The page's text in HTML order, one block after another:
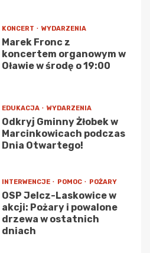
KONCERT WYDARZENIA
Marek Fronc z
koncertem organowym w
Oławie w środę o 19:00
EDUKACJA WYDARZENIA
Odkryj Gminny Żłobek w
Marcinkowicach podczas
Dnia Otwartego!
INTERWENCJE POMOC POŻARY
OSP Jelcz-Laskowice w
akcji: Pożary i powalone
drzewa w ostatnich
dniach